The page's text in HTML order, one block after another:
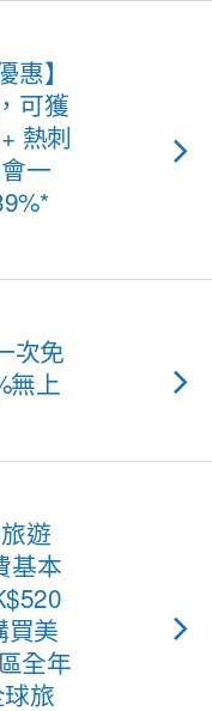
惠】
可獲
熱刺
一
次免
無上
遊
基本
買美
全年
旅